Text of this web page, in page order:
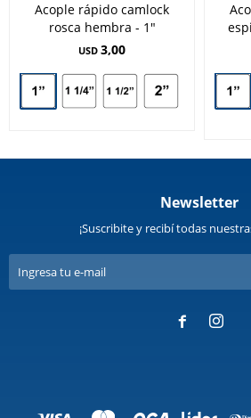
Acople rápido camlock
rosca hembra - 1"
USD 3,00
Newsletter
¡Suscribite y recibí todas
 